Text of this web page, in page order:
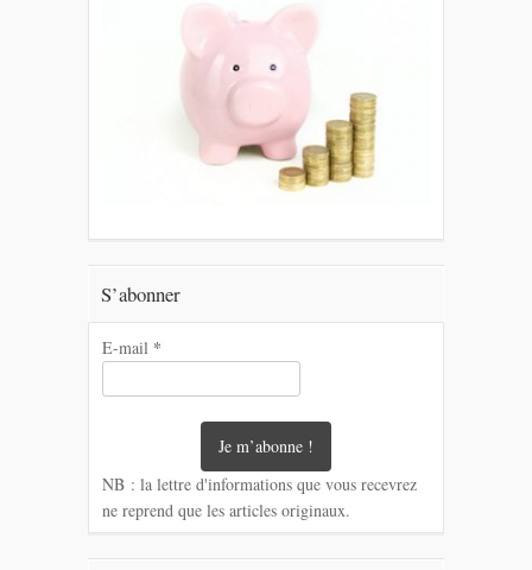
S’abonner
E-mail *
NB : la lettre d'informations que vous recevrez
ne reprend que les articles originaux.